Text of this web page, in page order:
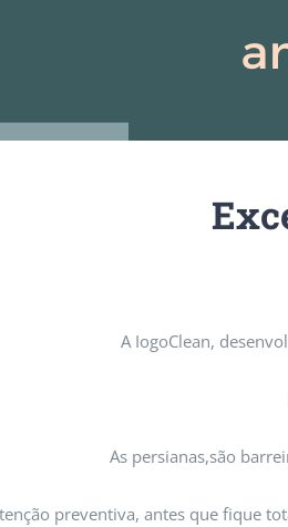
A IogoClean,
As persianas,são
preventiva, antes que fique